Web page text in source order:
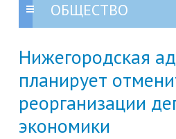
ОБЩЕСТВО
Нижегородская
планирует
реорганизации
экономики